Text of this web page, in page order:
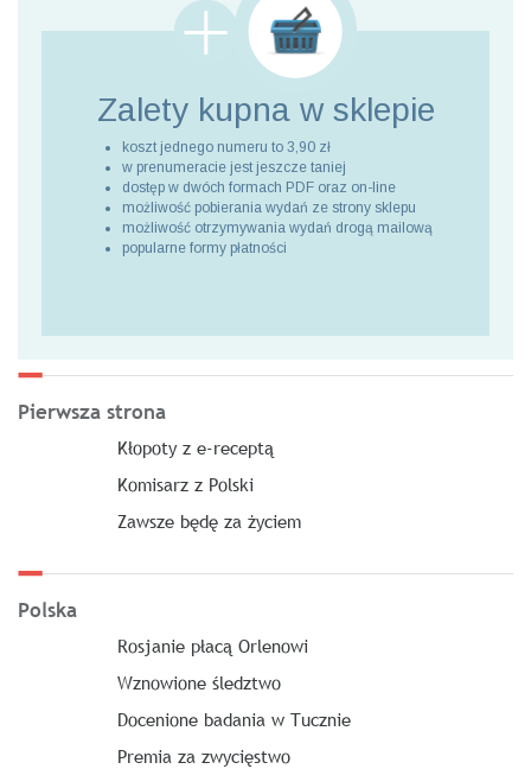
Zalety kupna w sklepie
koszt jednego numeru to 3,90 zł
w prenumeracie jest jeszcze taniej
dostęp w dwóch formach PDF oraz on-line
możliwość pobierania wydań ze strony sklepu
możliwość otrzymywania wydań drogą mailową
popularne formy płatności
Pierwsza strona
Kłopoty z e-receptą
Komisarz z Polski
Zawsze będę za życiem
Polska
Rosjanie płacą Orlenowi
Wznowione śledztwo
Docenione badania w Tucznie
Premia za zwycięstwo